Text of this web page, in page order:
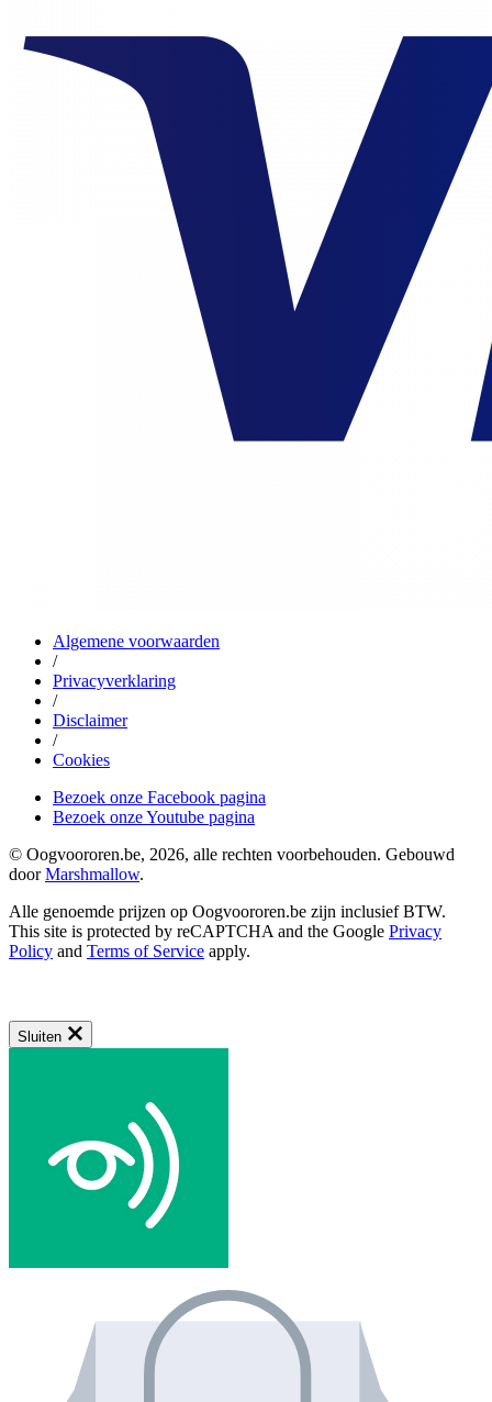
Algemene voorwaarden
/
Privacyverklaring
/
Disclaimer
/
Cookies
Bezoek onze Facebook pagina
Bezoek onze Youtube pagina
© Oogvoororen.be, 2026, alle rechten voorbehouden. Gebouwd
doorMarshmallow.
Alle genoemde prijzen op Oogvoororen.be zijn inclusief BTW.
This site is protected by reCAPTCHA and the Google Privacy
Policy and Terms of Service apply.
Sluiten